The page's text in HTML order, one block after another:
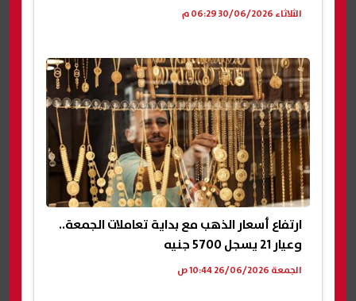
الثلاثاء 30/06/2026 06:29 م
ارتفاع أسعار الذهب مع بداية تعاملات الجمعة..
وعيار 21 يسجل 5700 جنيه
الجمعة 26/06/2026 10:44 ص